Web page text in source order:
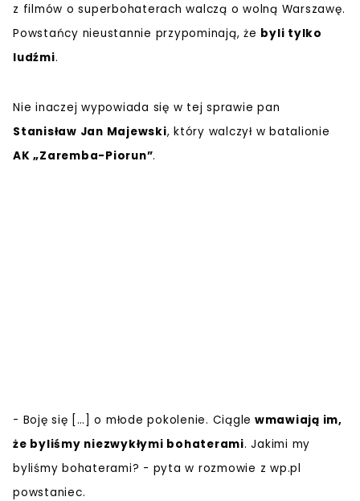
z filmów o superbohaterach walczą o wolną Warszawę.
Powstańcy nieustannie przypominają, że byli tylko
ludźmi.
Nie inaczej wypowiada się w tej sprawie pan
Stanisław Jan Majewski, który walczył w batalionie
AK „Zaremba-Piorun”.
- Boję się […] o młode pokolenie. Ciągle wmawiają im,
że byliśmy niezwykłymi bohaterami. Jakimi my
byliśmy bohaterami? - pyta w rozmowie z wp.pl
powstaniec.